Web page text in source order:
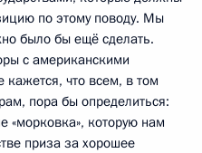
по этому поводу. Мы
было бы ещё сделать.
с американскими
кажется, что всем, в том
пора бы определиться:
«морковка», которую нам
приза за хорошее